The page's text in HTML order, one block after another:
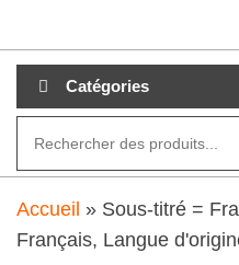
au
contenuCatégories
Accueil » Sous-titré =
Français, Langue